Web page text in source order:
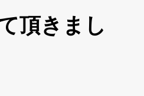
頂きまし